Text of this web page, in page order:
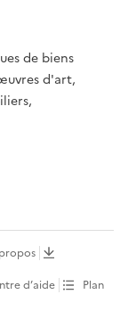
de biens
d'art,
d’aide
Plan